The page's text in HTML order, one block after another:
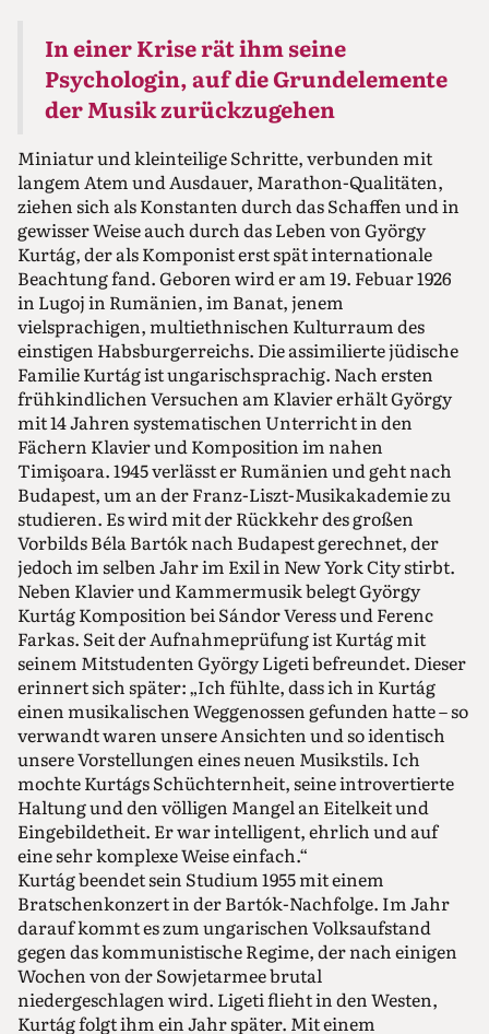
In einer Krise rät ihm seine
Psychologin, auf die Grundelemente
der Musik zurückzugehen
Miniatur und kleinteilige Schritte, verbunden mit
langem Atem und Ausdauer, Marathon-Qualitäten,
ziehen sich als Konstanten durch das Schaffen und in
gewisser Weise auch durch das Leben von György
Kurtág, der als Komponist erst spät internationale
Beachtung fand. Geboren wird er am 19. Febuar 1926
in Lugoj in Rumänien, im Banat, jenem
vielsprachigen, multiethnischen Kulturraum des
einstigen Habsburgerreichs. Die assimilierte jüdische
Familie Kurtág ist ungarischsprachig. Nach ersten
frühkindlichen Versuchen am Klavier erhält György
mit 14 Jahren systematischen Unterricht in den
Fächern Klavier und Komposition im nahen
Timişoara. 1945 verlässt er Rumänien und geht nach
Budapest, um an der Franz-Liszt-Musikakademie zu
studieren. Es wird mit der Rückkehr des großen
Vorbilds Béla Bartók nach Budapest gerechnet, der
jedoch im selben Jahr im Exil in New York City stirbt.
Neben Klavier und Kammermusik belegt György
Kurtág Komposition bei Sándor Veress und Ferenc
Farkas. Seit der Aufnahmeprüfung ist Kurtág mit
seinem Mitstudenten György Ligeti befreundet. Dieser
erinnert sich später: „Ich fühlte, dass ich in Kurtág
einen musikalischen Weggenossen gefunden hatte – so
verwandt waren unsere Ansichten und so identisch
unsere Vorstellungen eines neuen Musikstils. Ich
mochte Kurtágs Schüchternheit, seine introvertierte
Haltung und den völligen Mangel an Eitelkeit und
Eingebildetheit. Er war intelligent, ehrlich und auf
eine sehr komplexe Weise einfach.“
Kurtág beendet sein Studium 1955 mit einem
Bratschenkonzert in der Bartók-Nachfolge. Im Jahr
darauf kommt es zum ungarischen Volksaufstand
gegen das kommunistische Regime, der nach einigen
Wochen von der Sowjetarmee brutal
niedergeschlagen wird. Ligeti flieht in den Westen,
Kurtág folgt ihm ein Jahr später. Mit einem